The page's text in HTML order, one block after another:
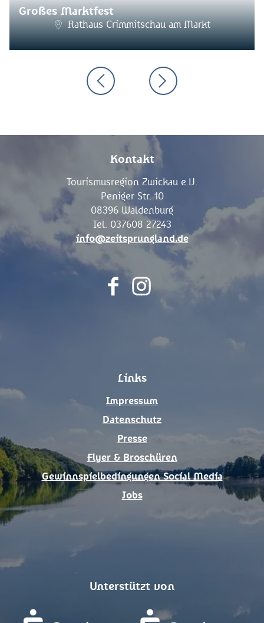
Großes Marktfest
Rathaus Crimmitschau am Markt
Kontakt
Tourismusregion Zwickau e.V.
Peniger Str. 10
08396 Waldenburg
Tel. 037608 27243
info@zeitsprungland.de
o
Links
Impressum
Datenschutz
Presse
Flyer & Broschüren
Gewinnspielbedingungen Social Media
Jobs
Unterstützt von